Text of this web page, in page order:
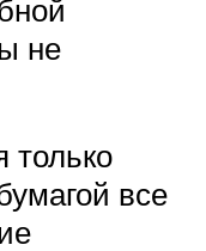
не
только
все